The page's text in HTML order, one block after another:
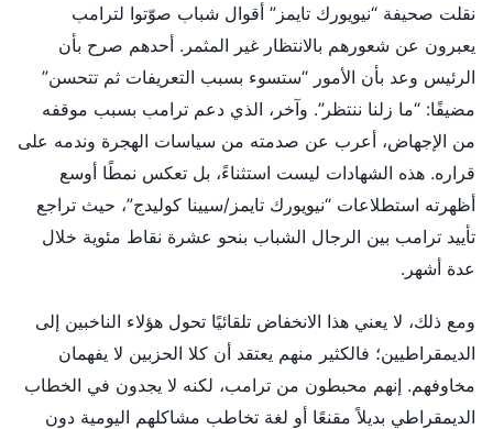
نقلت صحيفة “نيويورك تايمز” أقوال شباب صوّتوا لترامب
يعبرون عن شعورهم بالانتظار غير المثمر. أحدهم صرح بأن
الرئيس وعد بأن الأمور “ستسوء بسبب التعريفات ثم تتحسن”
مضيفًا: “ما زلنا ننتظر”. وآخر، الذي دعم ترامب بسبب موقفه
من الإجهاض، أعرب عن صدمته من سياسات الهجرة وندمه على
قراره. هذه الشهادات ليست استثناءً، بل تعكس نمطًا أوسع
أظهرته استطلاعات “نيويورك تايمز/سيينا كوليدج”، حيث تراجع
تأييد ترامب بين الرجال الشباب بنحو عشرة نقاط مئوية خلال
عدة أشهر.
ومع ذلك، لا يعني هذا الانخفاض تلقائيًا تحول هؤلاء الناخبين إلى
الديمقراطيين؛ فالكثير منهم يعتقد أن كلا الحزبين لا يفهمان
مخاوفهم. إنهم محبطون من ترامب، لكنه لا يجدون في الخطاب
الديمقراطي بديلاً مقنعًا أو لغة تخاطب مشاكلهم اليومية دون